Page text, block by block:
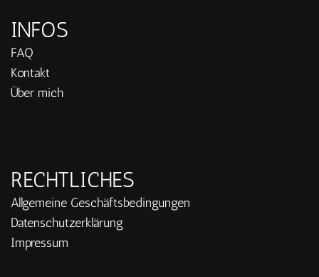
INFOS
FAQ
Kontakt
Über mich
RECHTLICHES
Allgemeine Geschäftsbedingungen
Datenschutzerklärung
Impressum